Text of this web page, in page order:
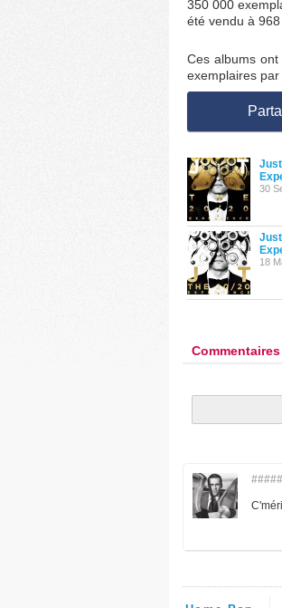
350 000
été vendu à
Ces albums
exemplaires par
30
18
Commentaires
#####